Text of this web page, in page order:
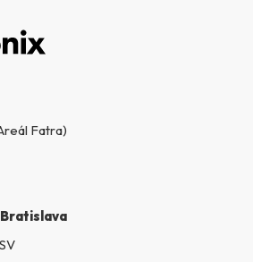
Fatra)